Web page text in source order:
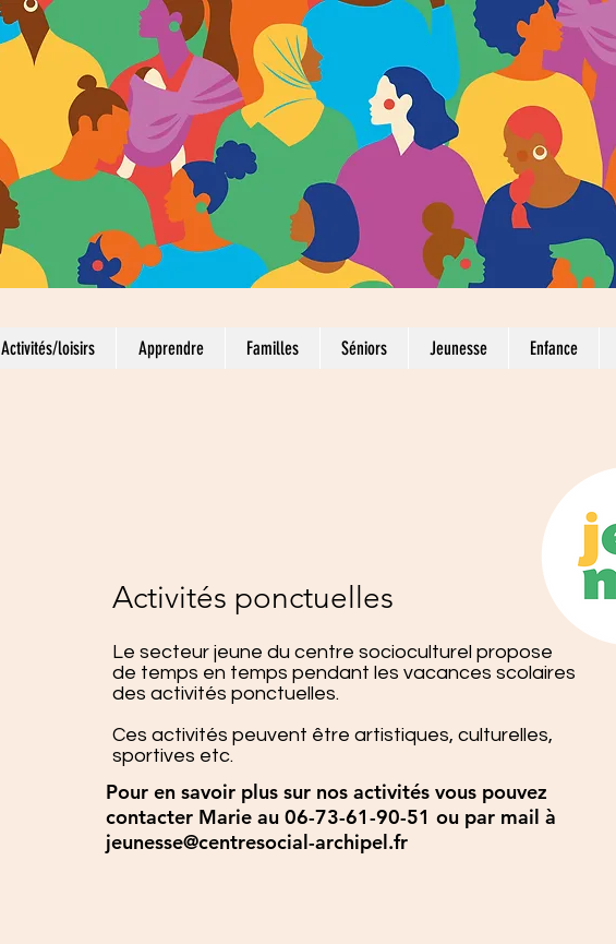
Activités/loisirs Apprendre Familles Séniors Jeunesse Enfance
Activités ponctuelles
Le secteur jeune du centre socioculturel propose
de temps en temps pendant les vacances scolaires
des activités ponctuelles.
Ces activités peuvent être artistiques, culturelles,
sportives etc.
Pour en savoir plus sur nos activités vous pouvez
contacter Marie au 06-73-61-90-51 ou par mail à
jeunesse@centresocial-archipel.fr